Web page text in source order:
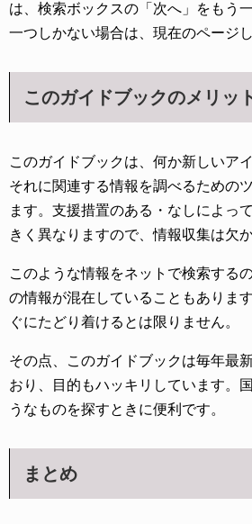
は、検索ボックスの「次へ」をもう
一つしかない場合は、現在のページ
このガイドブックのメリッ
このガイドブックは、何か新しいア
それに関連する情報を調べるための
ます。支援措置のある・なしによっ
きく異なりますので、情報収集は欠
このような情報をネットで検索する
の情報が混在していることもありま
ぐにたどり着けるとは限りません。
その点、このガイドブックは毎年最
おり、目的もハッキリしています。
うなものを探すときに便利です。
まとめ